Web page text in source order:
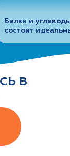
Белки и
состоит
В